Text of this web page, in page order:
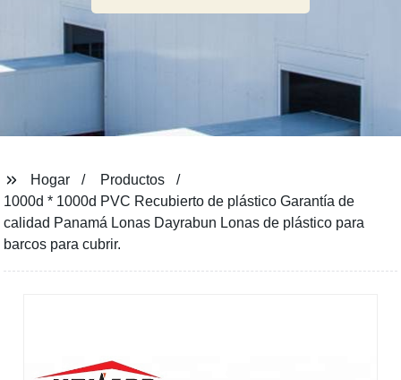
Hogar
Productos
1000d * 1000d PVC Recubierto de plástico Garantía de
calidad Panamá Lonas Dayrabun Lonas de plástico para
barcos para cubrir.